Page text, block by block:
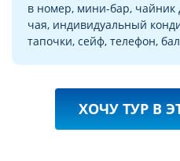
в номер, мини-бар, чайник
чая, индивидуальный
тапочки, сейф, телефон,
ХОЧУ ТУР В